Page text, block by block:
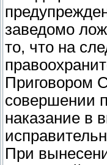
заведомо
то, что на
Приговором
совершении
наказание в
При